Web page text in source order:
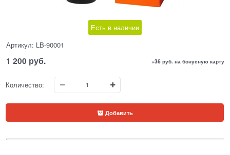
Есть в наличии
Артикул: LB-90001
1 200 руб. +36 руб. на бонусную карту
Количество:
Добавить